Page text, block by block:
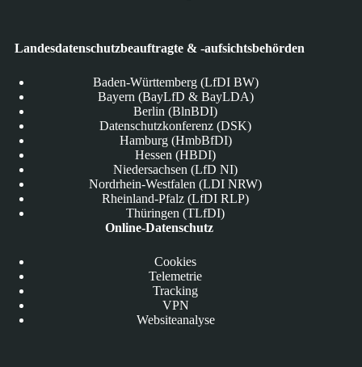
Landesdatenschutzbeauftragte & -aufsichtsbehörden
Baden-Württemberg (LfDI BW)
Bayern (BayLfD & BayLDA)
Berlin (BlnBDI)
Datenschutzkonferenz (DSK)
Hamburg (HmbBfDI)
Hessen (HBDI)
Niedersachsen (LfD NI)
Nordrhein-Westfalen (LDI NRW)
Rheinland-Pfalz (LfDI RLP)
Thüringen (TLfDI)
Online-Datenschutz
Cookies
Telemetrie
Tracking
VPN
Websiteanalyse